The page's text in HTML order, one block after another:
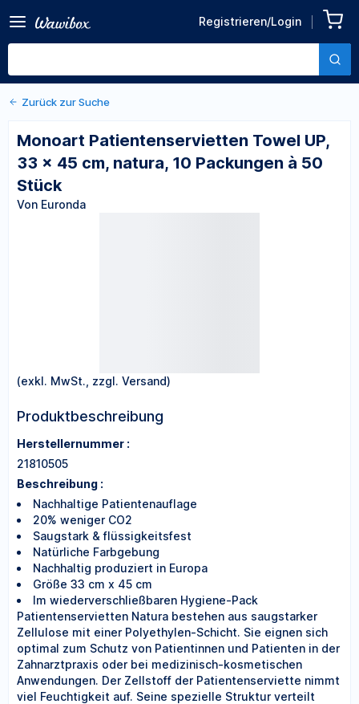
Registrieren/Login
Patientenservietten Towel
UP, 33 × 45 cm, natura, 10
Von Euronda
Zurück zu den Produktdetails
Zurück zur Suche
Monoart Patientenservietten Towel UP,
33 × 45 cm, natura, 10 Packungen à 50
Stück
Von Euronda
(exkl. MwSt., zzgl. Versand)
Produktbeschreibung
Herstellernummer :
21810505
Beschreibung :
Nachhaltige Patientenauflage
20% weniger CO2
Saugstark & flüssigkeitsfest
Natürliche Farbgebung
Nachhaltig produziert in Europa
Größe 33 cm x 45 cm
Im wiederverschließbaren Hygiene-Pack
Patientenservietten Natura bestehen aus saugstarker
Zellulose mit einer Polyethylen-Schicht. Sie eignen sich
optimal zum Schutz von Patientinnen und Patienten in der
Zahnarztpraxis oder bei medizinisch-kosmetischen
Anwendungen. Der Zellstoff der Patientenserviette nimmt
viel Feuchtigkeit auf. Seine spezielle Struktur verteilt